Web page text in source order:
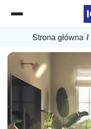
Strona główna /